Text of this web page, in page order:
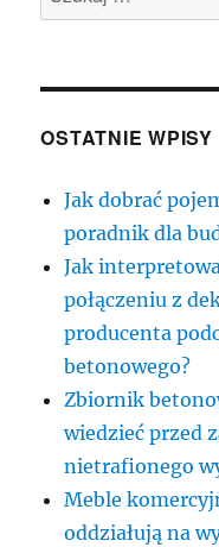
OSTATNIE WPISY
Jak dobrać
poradnik dla
Jak
połączeniu z
producenta
betonowego?
Zbiornik
wiedzieć przed
nietrafionego
Meble
oddziałują na